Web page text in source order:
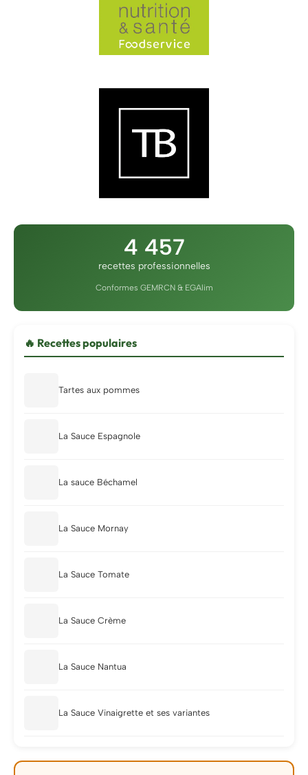
4 457
recettes professionnelles
Conformes GEMRCN & EGAlim
🔥 Recettes populaires
Tartes aux pommes
La Sauce Espagnole
La sauce Béchamel
La Sauce Mornay
La Sauce Tomate
La Sauce Crème
La Sauce Nantua
La Sauce Vinaigrette et ses variantes